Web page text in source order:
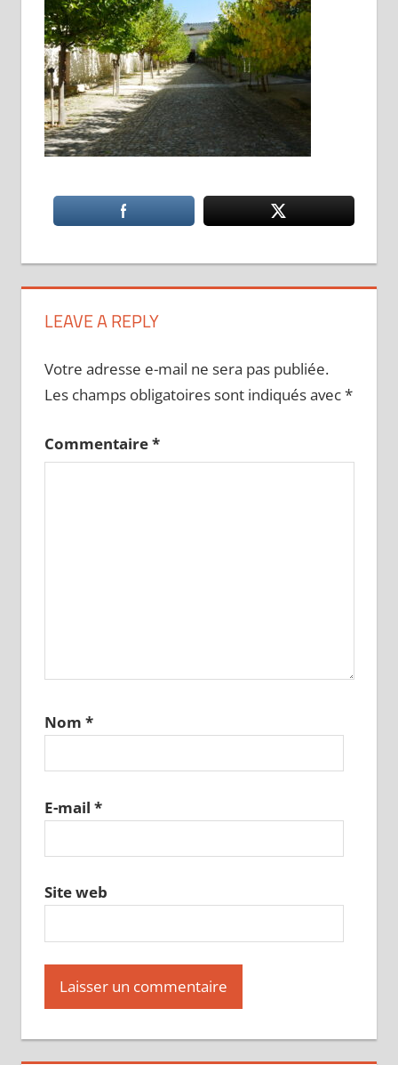
LEAVE A REPLY
Votre adresse e-mail ne sera pas publiée.
Les champs obligatoires sont indiqués avec*
Commentaire*
Nom *
E-mail *
Site web